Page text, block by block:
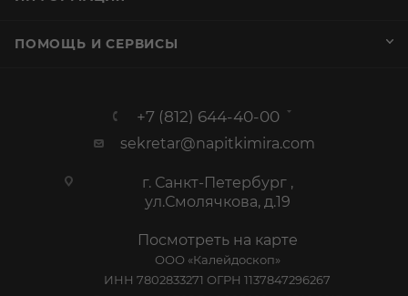
ПОМОЩЬ И СЕРВИСЫ
+7 (812) 644-40-00
sekretar@napitkimira.com
г. Санкт-Петербург ,
ул.Смолячкова, д.19
Посмотреть на карте
ООО «Калейдоскоп»
ИНН 7802833271 ОГРН 1137847296267